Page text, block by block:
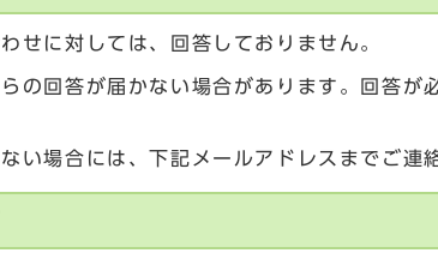
せに対しては、回答しておりません。
の回答が届かない場合があります。回答
い場合には、下記メールアドレスまでご連